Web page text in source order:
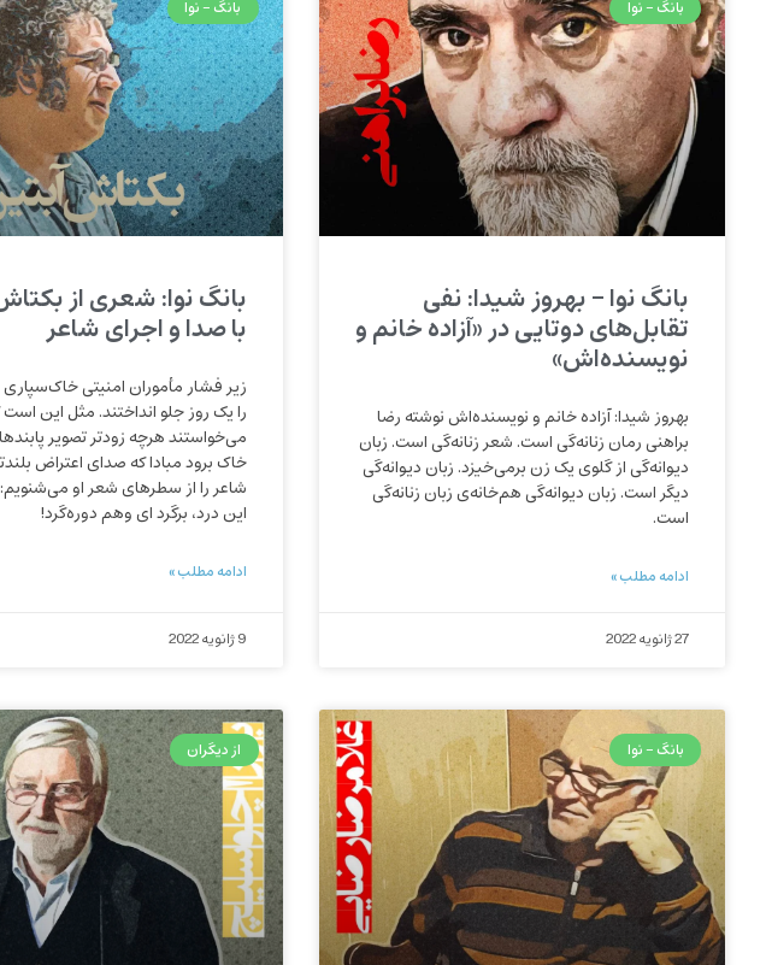
بانگ - نوا
بانگ نوا – بهروز شیدا: نفی
تقابل‌‌های دوتایی در «آزاده خانم و
نویسنده‌اش»
بهروز شیدا: آزاده خانم و نویسنده‌‌اش نوشته رضا
براهنی رمان زنانه‌‌گی است. شعر زنانه‌‌گی است. زبان
دیوانه‌‌گی از گلوی یک زن برمی‌‌خیزد. زبان دیوانه‌‌گی
دیگر است. زبان دیوانه‌‌گی هم‌‌خانه‌‌ی زبان زنانه‌‌گی
است.
ادامه مطلب »
27 ژانویه 2022
بانگ - نوا
بانگ نوا: شعری از
با صدا و اجرای شاعر
زیر فشار مأموران امنیتی
را یک روز جلو انداختند. مثل این است
می‌خواستند هرچه زودتر تصویر
خاک برود مبادا که صدای اعتراض
شاعر را از سطرهای شعر او
این درد، برگرد ‌ای وهم دوره‌گرد!
ادامه مطلب »
9 ژانویه 2022
بانگ - نوا از دیگران